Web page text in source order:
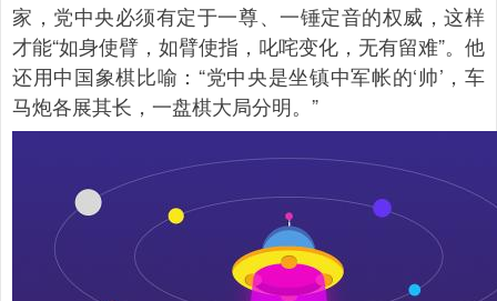
家，党中央必须有定于一尊、一锤定音的权威，这样
才能“如身使臂，如臂使指，叱咤变化，无有留难”。他
还用中国象棋比喻：“党中央是坐镇中军帐的‘帅’，车
马炮各展其长，一盘棋大局分明。”